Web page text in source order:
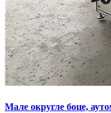
Мале округле боце,